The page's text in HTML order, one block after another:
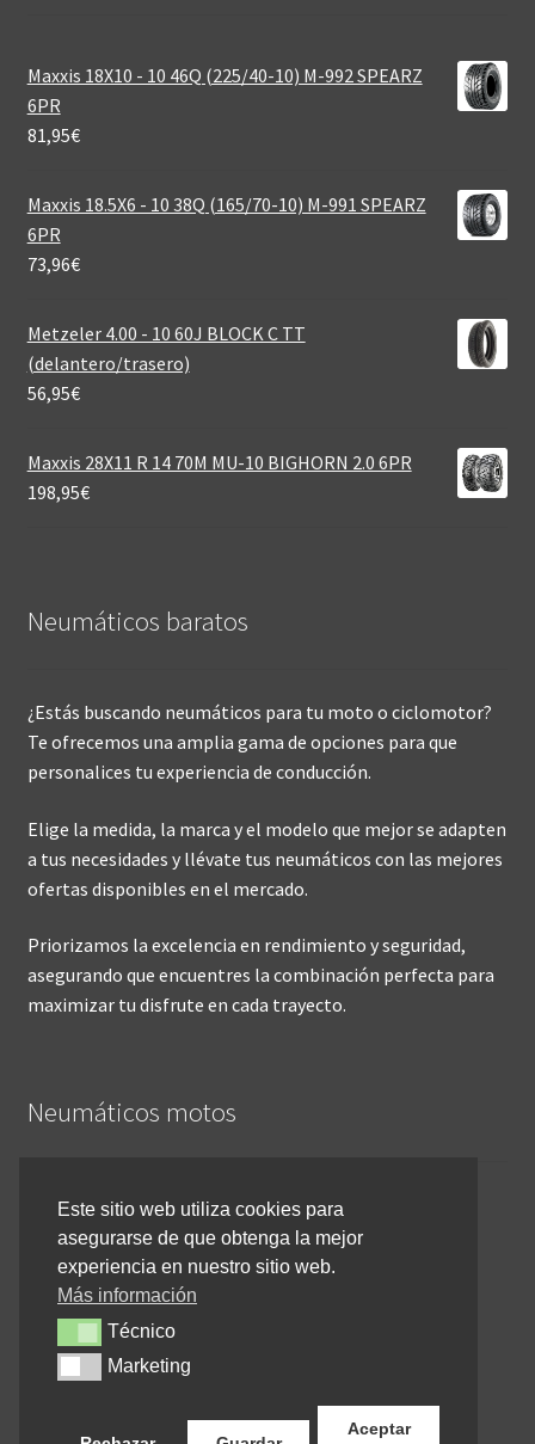
Maxxis 18X10 - 10 46Q (225/40-10) M-992 SPEARZ
6PR
81,95€
Maxxis 18.5X6 - 10 38Q (165/70-10) M-991 SPEARZ
6PR
73,96€
Metzeler 4.00 - 10 60J BLOCK C TT
(delantero/trasero)
56,95€
Maxxis 28X11 R 14 70M MU-10 BIGHORN 2.0 6PR
198,95€
Neumáticos baratos
¿Estás buscando neumáticos para tu moto o ciclomotor?
Te ofrecemos una amplia gama de opciones para que
personalices tu experiencia de conducción.
Elige la medida, la marca y el modelo que mejor se adapten
a tus necesidades y llévate tus neumáticos con las mejores
ofertas disponibles en el mercado.
Priorizamos la excelencia en rendimiento y seguridad,
asegurando que encuentres la combinación perfecta para
maximizar tu disfrute en cada trayecto.
Neumáticos motos
Inicio
Cómo comprar online
Devoluciones y reembolsos
Cancelar pedido
Contacto
Este sitio web utiliza cookies para
asegurarse de que obtenga la mejor
experiencia en nuestro sitio web.
Más información
TécnicoTécnico
MarketingMarketing
Aceptar